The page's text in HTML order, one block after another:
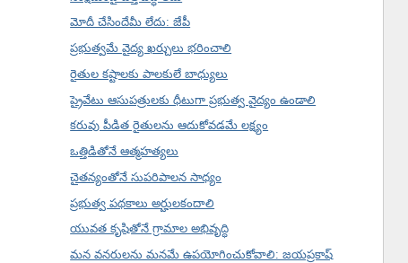
మోదీ చేసిందేమీ లేదు: జేపీ
ప్రభుత్వమే వైద్య ఖర్చులు భరించాలి
రైతుల కష్టాలకు పాలకులే బాధ్యులు
ప్రైవేటు ఆసుపత్రులకు ధీటుగా ప్రభుత్వ వైద్యం ఉండాలి
కరువు పీడిత రైతులను ఆదుకోవడమే లక్ష్యం
ఒత్తిడితోనే ఆత్మహత్యలు
చైతన్యంతోనే సుపరిపాలన సాధ్యం
ప్రభుత్వ పథకాలు అర్హులకందాలి
యువత కృషితోనే గ్రామాల అభివృద్ధి
మన వనరులను మనమే ఉపయోగించుకోవాలి: జయప్రకాష్